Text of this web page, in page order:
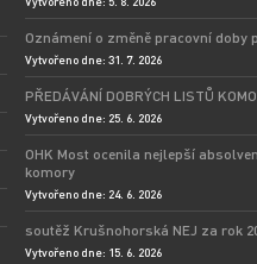
Oznámení o změně pracovní doby
Vytvořeno dne: 31. 7. 2026
PŘEDÁVÁNÍ DOBRÝCH LISTŮ
Vytvořeno dne: 25. 6. 2026
OHK Most ocenila nejlepší
komory
Vytvořeno dne: 24. 6. 2026
soutěž Krušnohorská NEJ za rok
Vytvořeno dne: 15. 6. 2026